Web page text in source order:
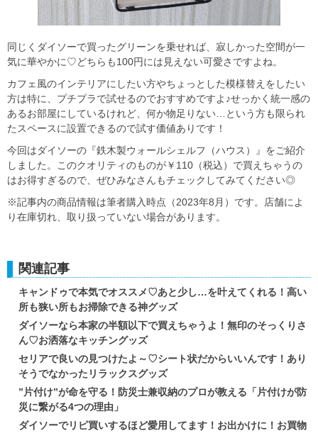
同じくダイソーで買ったグリーンを乗せれば、寂しかった空間が一
気に華やかに♡どちらも100円には見えない可愛さですよね。
カフェ風のインテリアにしたい方やちょっとした模様替えをしたい
方は特に、プチプラで試せるのでおすすめですよ♪せっかく統一感の
あるお部屋にしているけれど、何か物足りない…という方も限られ
たスペースに設置できるので試す価値ありです！
今回はダイソーの『鉄木製ウォールシェルフ（ハウス）』をご紹介
しました。このクオリティのものが￥110（税込）で買えちゃうの
はお得すぎるので、ぜひみなさんもチェックしてみてください◎
※記事内の商品情報は筆者購入時点（2023年8月）です。店舗によ
り在庫切れ、取り扱っていない場合があります。
関連記事
キャンドゥで本気でオススメ♡あと少し…を叶えてくれる！高い
所も狭い所もお掃除できる神グッズ
ダイソーなら本家の半額以下で買えちゃうよ！無印のそっくりさ
ん♡お洒落なキッチングッズ
セリアで良いの見つけたよ～♡シート状だからいいんです！あり
そうでなかったリラックスグッズ
”片付け”が命を守る！防災士兼収納のプロが教える「片付けが防
災に繋がる4つの理由」
ダイソーでリピ買いするほど愛用してます！お出かけに！お買物